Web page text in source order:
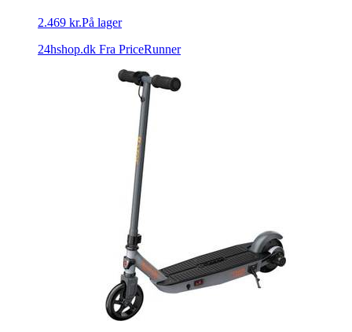
2.469 kr.På lager
24hshop.dk Fra PriceRunner